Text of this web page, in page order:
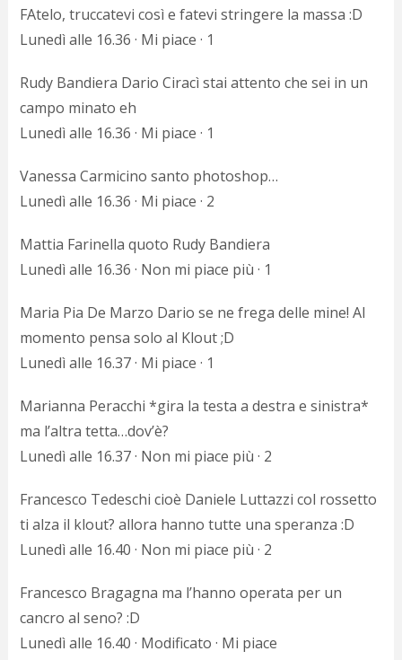
FAtelo, truccatevi così e fatevi stringere la massa :D
Lunedì alle 16.36 · Mi piace · 1
Rudy Bandiera Dario Ciracì stai attento che sei in un
campo minato eh
Lunedì alle 16.36 · Mi piace · 1
Vanessa Carmicino santo photoshop…
Lunedì alle 16.36 · Mi piace · 2
Mattia Farinella quoto Rudy Bandiera
Lunedì alle 16.36 · Non mi piace più · 1
Maria Pia De Marzo Dario se ne frega delle mine! Al
momento pensa solo al Klout ;D
Lunedì alle 16.37 · Mi piace · 1
Marianna Peracchi *gira la testa a destra e sinistra*
ma l’altra tetta…dov’è?
Lunedì alle 16.37 · Non mi piace più · 2
Francesco Tedeschi cioè Daniele Luttazzi col rossetto
ti alza il klout? allora hanno tutte una speranza :D
Lunedì alle 16.40 · Non mi piace più · 2
Francesco Bragagna ma l’hanno operata per un
cancro al seno? :D
Lunedì alle 16.40 · Modificato · Mi piace